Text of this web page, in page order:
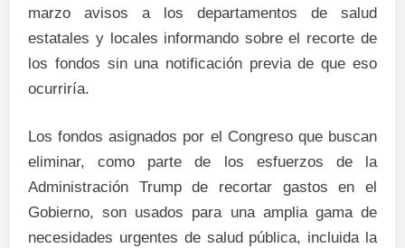
marzo avisos a los departamentos de salud
estatales y locales informando sobre el recorte de
los fondos sin una notificación previa de que eso
ocurriría.
Los fondos asignados por el Congreso que buscan
eliminar, como parte de los esfuerzos de la
Administración Trump de recortar gastos en el
Gobierno, son usados para una amplia gama de
necesidades urgentes de salud pública, incluida la